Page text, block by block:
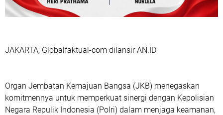
JAKARTA, Globalfaktual-com dilansir AN.ID
Organ Jembatan Kemajuan Bangsa (JKB) menegaskan
komitmennya untuk memperkuat sinergi dengan Kepolisian
Negara Repulik Indonesia (Polri) dalam menjaga keamanan,